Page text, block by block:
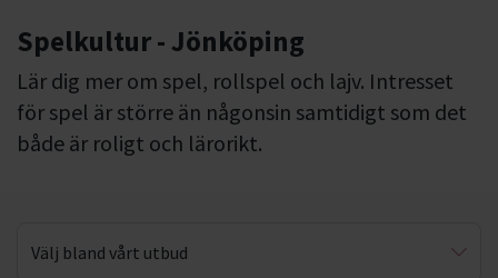
Spelkultur - Jönköping
Lär dig mer om spel, rollspel och lajv. Intresset
för spel är större än någonsin samtidigt som det
både är roligt och lärorikt.
Välj bland vårt utbud